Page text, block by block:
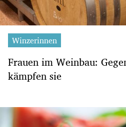
Winzerinnen
Frauen im Weinbau:
kämpfen sie